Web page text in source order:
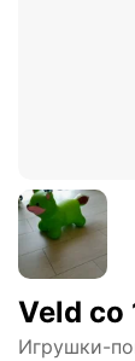
Veld co
Игрушки-